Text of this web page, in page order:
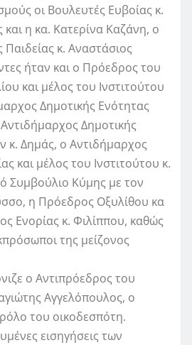
οι Βουλευτές Ευβοίας κ.
και η κα. Κατερίνα Καζάνη, ο
Παιδείας κ. Αναστάσιος
ήταν και ο Πρόεδρος του
και μέλος του Ινστιτούτου
Δημοτικής Ενότητας
Δημοτικής
κ. Δημάς, ο Αντιδήμαρχος
και μέλος του Ινστιτούτου κ.
Συμβούλιο Κύμης με τον
η Πρόεδρος Οξυλίθου κα
Ενορίας κ. Φιλίππου, καθώς
της μείζονος
ο Αντιπρόεδρος του
Αγγελόπουλος, ο
του οικοδεσπότη.
εισηγήσεις των